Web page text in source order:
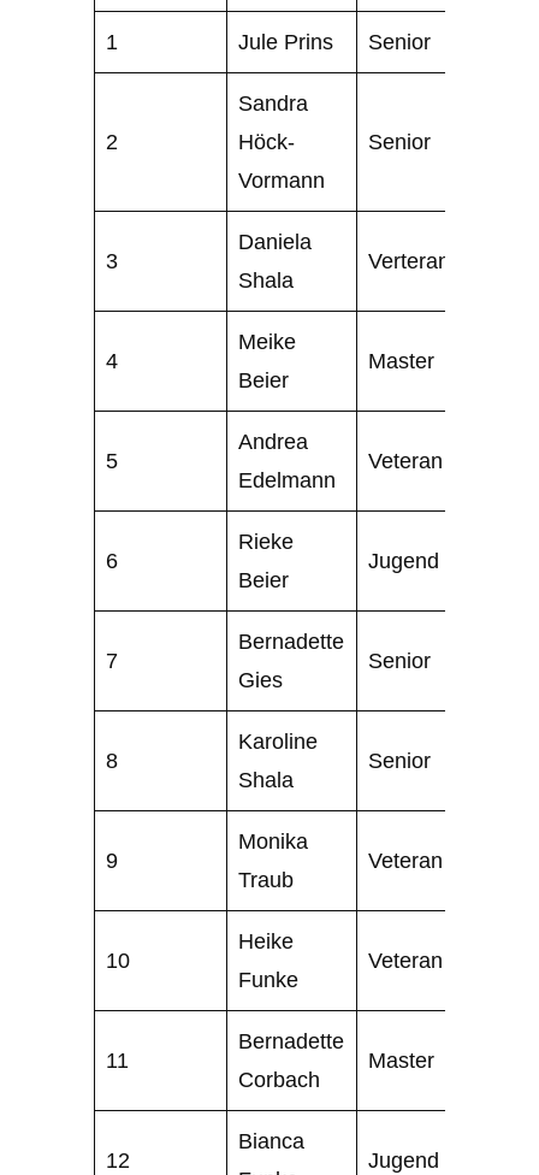
1 Jule Prins Senior
2
Sandra
Höck-
Vormann
Senior
3
Daniela
Shala
Verteran
4
Meike
Beier
Master
5
Andrea
Edelmann
Veteran
6
Rieke
Beier
Jugend
7
Bernadette
Gies
Senior
8
Karoline
Shala
Senior
9
Monika
Traub
Veteran
10
Heike
Funke
Veteran
11
Bernadette
Corbach
Master
12
Bianca
Jugend